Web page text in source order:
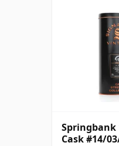
Springbank
Cask #14/